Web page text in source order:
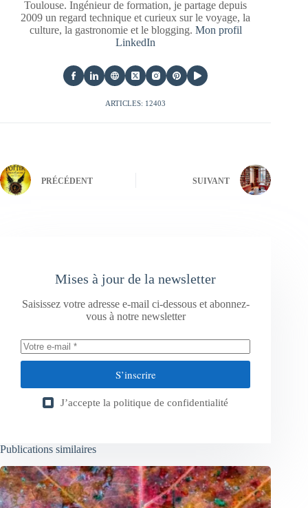
Toulouse. Ingénieur de formation, je partage depuis
2009 un regard technique et curieux sur le voyage, la
culture, la gastronomie et le blogging. Mon profil
LinkedIn
ARTICLES: 12403
PRÉCÉDENT SUIVANT
Mises à jour de la newsletter
Saisissez votre adresse e-mail ci-dessous et abonnez-
vous à notre newsletter
S’inscrire
J’accepte la politique de confidentialité
Publications similaires